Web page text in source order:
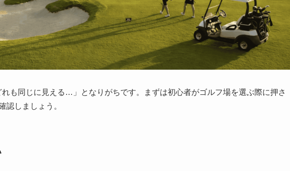
も同じに見える…」となりがちです。まずは初心者がゴルフ場を選ぶ際に押さ
認しましょう。